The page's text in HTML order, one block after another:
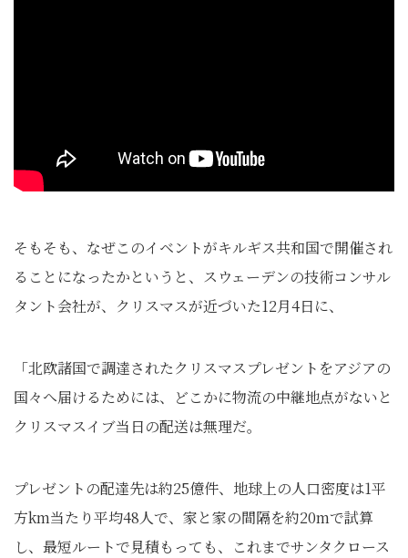
そもそも、なぜこのイベントがキルギス共和国で開催され
ることになったかというと、スウェーデンの技術コンサル
タント会社が、クリスマスが近づいた12月4日に、
「北欧諸国で調達されたクリスマスプレゼントをアジアの
国々へ届けるためには、どこかに物流の中継地点がないと
クリスマスイブ当日の配送は無理だ。
プレゼントの配達先は約25億件、地球上の人口密度は1平
方km当たり平均48人で、家と家の間隔を約20mで試算
し、最短ルートで見積もっても、これまでサンタクロース